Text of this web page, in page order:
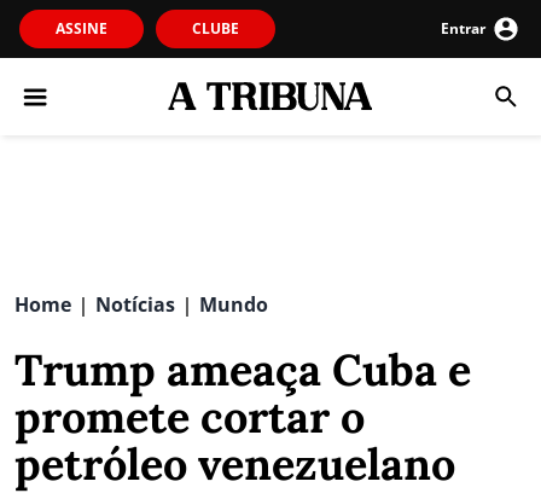
ASSINE CLUBE Entrar
Home | Notícias | Mundo
Trump ameaça Cuba e
promete cortar o
petróleo venezuelano